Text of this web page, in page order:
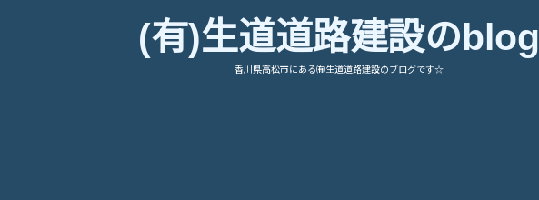
(有)生道道路建設のblog
香川県高松市にある㈲生道道路建設のブログです☆